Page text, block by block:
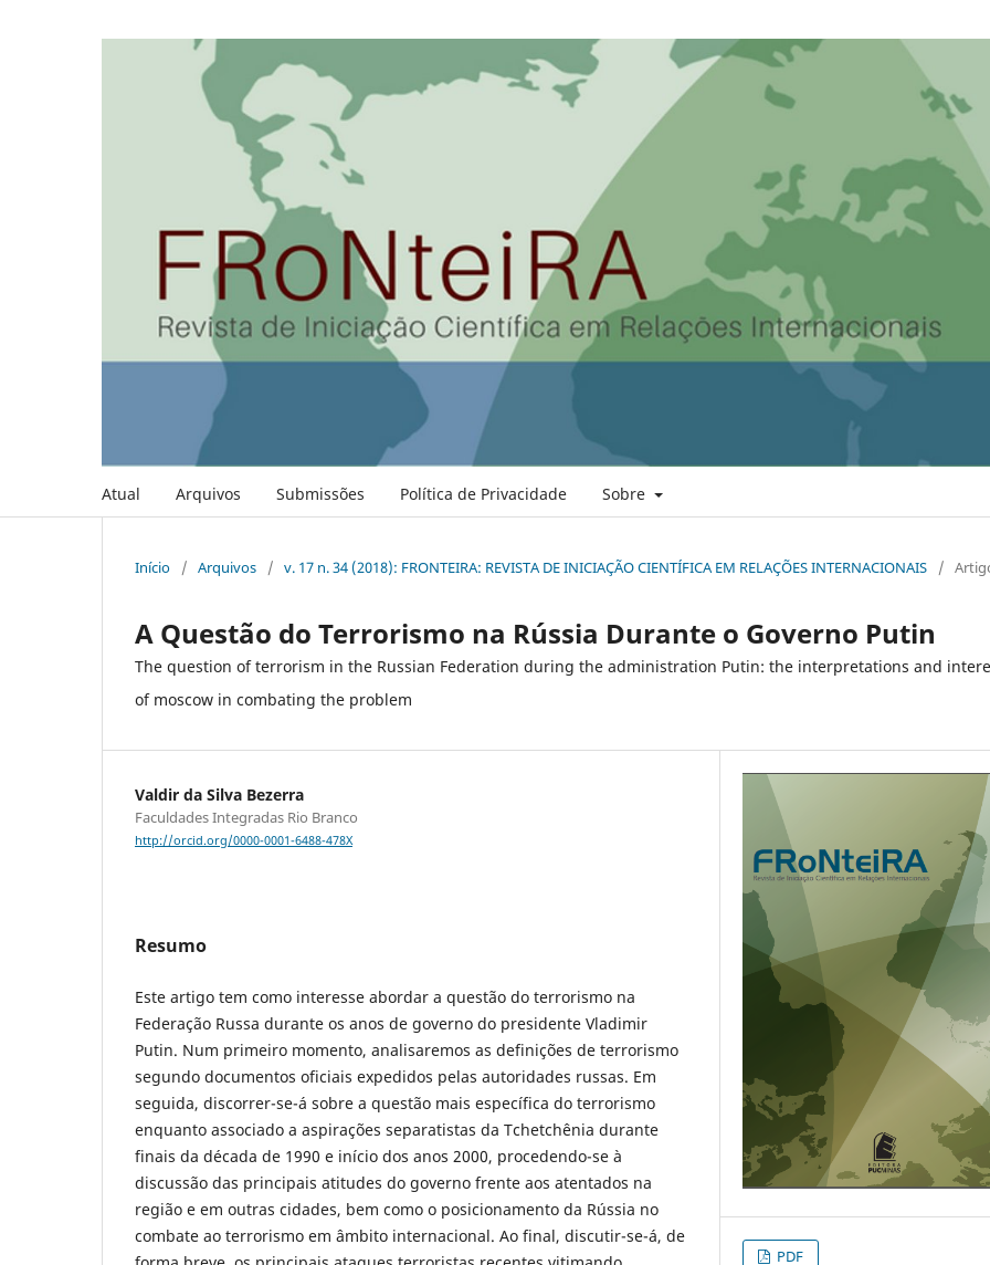
Atual Arquivos Submissões Política de Privacidade Sobre
Início / Arquivos / v. 17 n. 34 (2018): FRONTEIRA: REVISTA DE INICIAÇÃO CIENTÍFICA EM RELAÇÕES INTERNACIONAIS /
A Questão do Terrorismo na Rússia Durante o Governo Putin
The question of terrorism in the Russian Federation during the administration Putin: the interpretations and
of moscow in combating the problem
Valdir da Silva Bezerra
Faculdades Integradas Rio Branco
http://orcid.org/0000-0001-6488-478X
Resumo
Este artigo tem como interesse abordar a questão do terrorismo na
Federação Russa durante os anos de governo do presidente Vladimir
Putin. Num primeiro momento, analisaremos as definições de terrorismo
segundo documentos oficiais expedidos pelas autoridades russas. Em
seguida, discorrer-se-á sobre a questão mais específica do terrorismo
enquanto associado a aspirações separatistas da Tchetchênia durante
finais da década de 1990 e início dos anos 2000, procedendo-se à
discussão das principais atitudes do governo frente aos atentados na
região e em outras cidades, bem como o posicionamento da Rússia no
combate ao terrorismo em âmbito internacional. Ao final, discutir-se-á, de
PDF